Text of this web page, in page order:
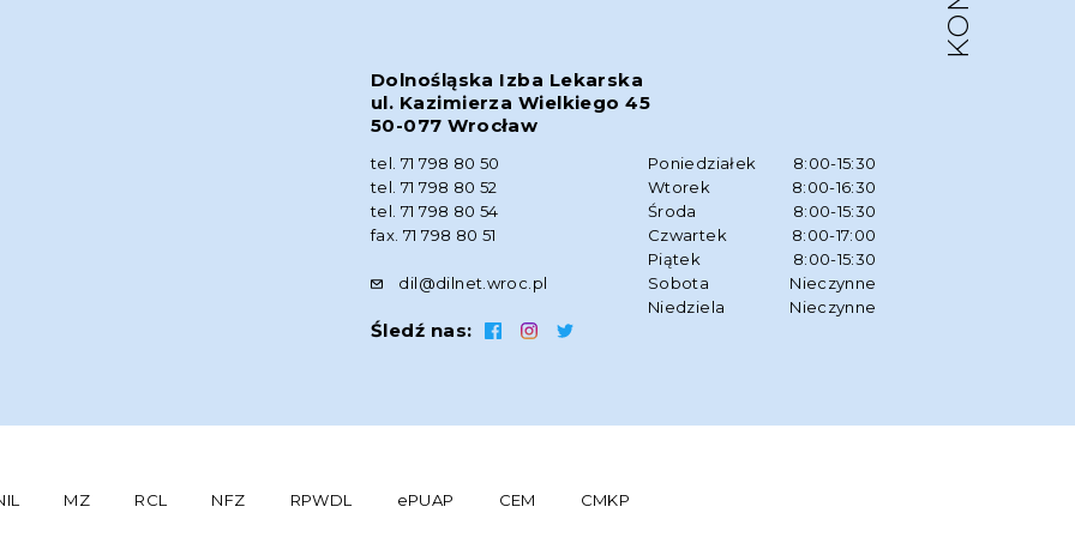
Dolnośląska Izba Lekarska
ul. Kazimierza Wielkiego 45
50-077 Wrocław
tel. 71 798 80 50
tel. 71 798 80 52
tel. 71 798 80 54
fax. 71 798 80 51
dil@dilnet.wroc.pl
Śledź nas:
Poniedziałek
8:00-15:30
Wtorek
8:00-16:30
Środa
8:00-15:30
Czwartek
8:00-17:00
Piątek
8:00-15:30
Sobota
Nieczynne
Niedziela
Nieczynne
MZ RCL NFZ RPWDL ePUAP CEM CMKP